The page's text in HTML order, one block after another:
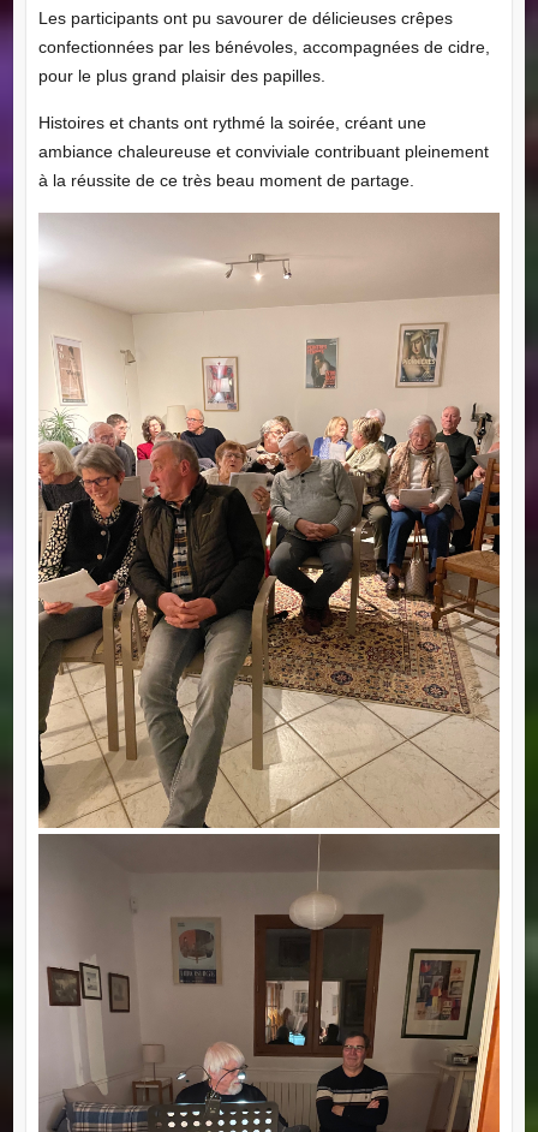
Les participants ont pu savourer de délicieuses crêpes
confectionnées par les bénévoles, accompagnées de cidre,
pour le plus grand plaisir des papilles.
Histoires et chants ont rythmé la soirée, créant une
ambiance chaleureuse et conviviale contribuant pleinement
à la réussite de ce très beau moment de partage.